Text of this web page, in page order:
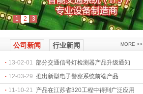
1 2 3
公司新闻 行业新闻 MORE >>
· 13-02-01 部分交通信号灯检测器产品升级通知
· 12-03-29 推出新型电子警察系统前端产品
· 11-10-21 产品在江苏省320工程中得到广泛应用